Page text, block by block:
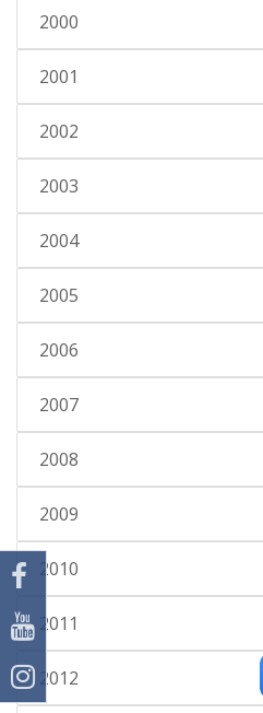
2000
2001
2002
2003
2004
2005
2006
2007
2008
2009
2010
2011
2012